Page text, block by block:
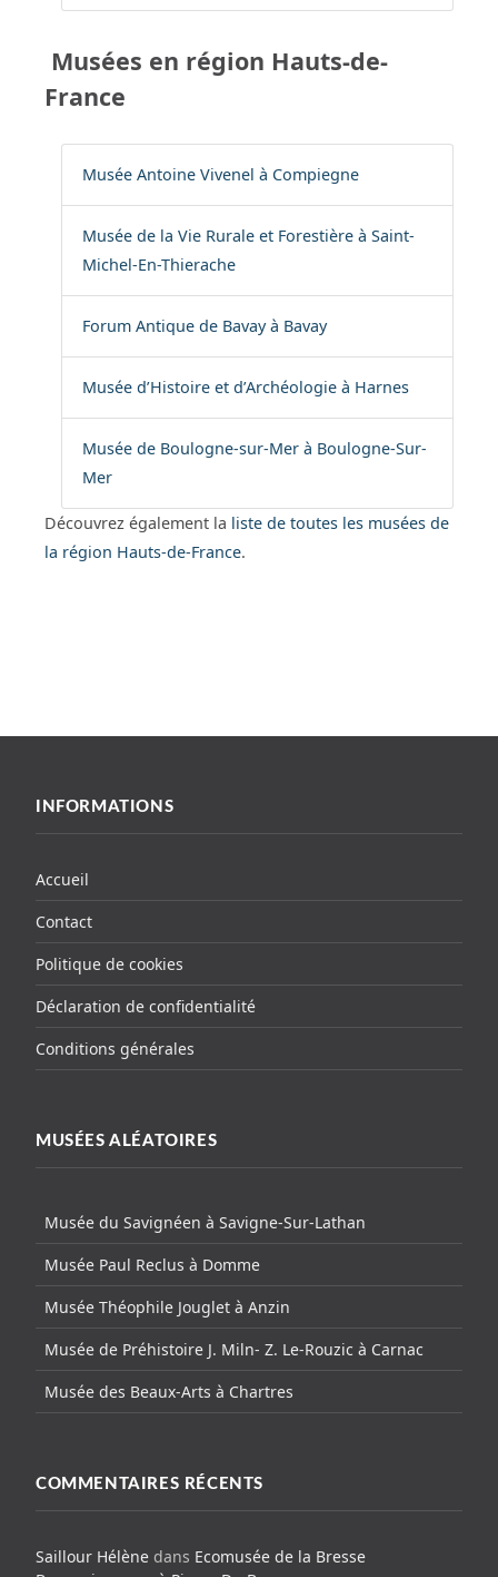
Musées en région Hauts-de-
France
Musée Antoine Vivenel à Compiegne
Musée de la Vie Rurale et Forestière à Saint-
Michel-En-Thierache
Forum Antique de Bavay à Bavay
Musée d’Histoire et d’Archéologie à Harnes
Musée de Boulogne-sur-Mer à Boulogne-Sur-
Mer
Découvrez également la liste de toutes les musées de
la région Hauts-de-France.
INFORMATIONS
Accueil
Contact
Politique de cookies
Déclaration de confidentialité
Conditions générales
MUSÉES ALÉATOIRES
Musée du Savignéen à Savigne-Sur-Lathan
Musée Paul Reclus à Domme
Musée Théophile Jouglet à Anzin
Musée de Préhistoire J. Miln- Z. Le-Rouzic à Carnac
Musée des Beaux-Arts à Chartres
COMMENTAIRES RÉCENTS
Saillour Hélène dans Ecomusée de la Bresse